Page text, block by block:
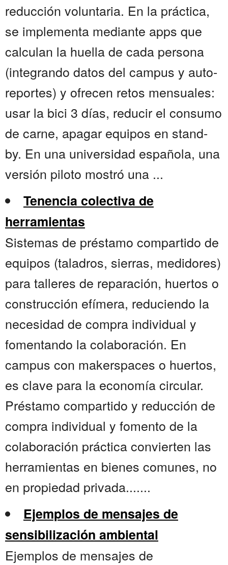
reducción voluntaria. En la práctica,
se implementa mediante apps que
calculan la huella de cada persona
(integrando datos del campus y auto-
reportes) y ofrecen retos mensuales:
usar la bici 3 días, reducir el consumo
de carne, apagar equipos en stand-
by. En una universidad española, una
versión piloto mostró una ...
Tenencia colectiva de
herramientas
Sistemas de préstamo compartido de
equipos (taladros, sierras, medidores)
para talleres de reparación, huertos o
construcción efímera, reduciendo la
necesidad de compra individual y
fomentando la colaboración. En
campus con makerspaces o huertos,
es clave para la economía circular.
Préstamo compartido y reducción de
compra individual y fomento de la
colaboración práctica convierten las
herramientas en bienes comunes, no
en propiedad privada.......
Ejemplos de mensajes de
sensibilización ambiental
Ejemplos de mensajes de